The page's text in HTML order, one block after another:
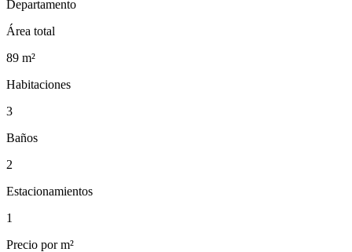
Departamento
Área total
89 m²
Habitaciones
3
Baños
2
Estacionamientos
1
Precio por m²